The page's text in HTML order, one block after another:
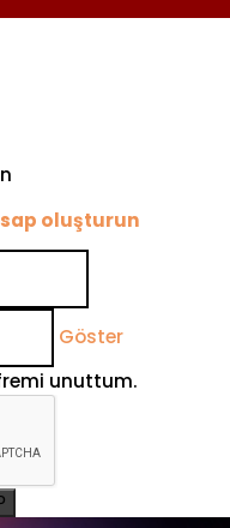
oluşturun
Göster
unuttum.